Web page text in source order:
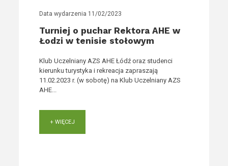
Data wydarzenia 11/02/2023
Turniej o puchar Rektora AHE w
Łodzi w tenisie stołowym
Klub Uczelniany AZS AHE Łódź oraz studenci
kierunku turystyka i rekreacja zapraszają
11.02.2023 r. (w sobotę) na Klub Uczelniany AZS
AHE...
+ WIĘCEJ